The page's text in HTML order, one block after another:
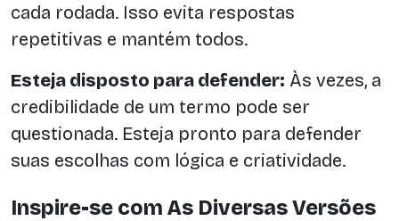
cada rodada. Isso evita respostas
repetitivas e mantém todos.
Esteja disposto para defender: Às vezes, a
credibilidade de um termo pode ser
questionada. Esteja pronto para defender
suas escolhas com lógica e criatividade.
Inspire-se com As Diversas Versões